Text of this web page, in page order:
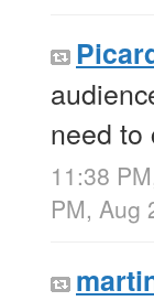
need to
11:38
PM, Aug